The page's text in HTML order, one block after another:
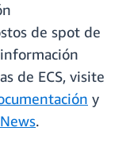
de spot de
de ECS, visite
y
.